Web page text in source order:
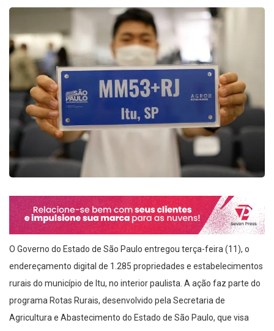
O Governo do Estado de São Paulo entregou terça-feira (11), o
endereçamento digital de 1.285 propriedades e estabelecimentos
rurais do município de Itu, no interior paulista. A ação faz parte do
programa Rotas Rurais, desenvolvido pela Secretaria de
Agricultura e Abastecimento do Estado de São Paulo, que visa
mapear os endereços e estradas rurais espalhadas em municípios